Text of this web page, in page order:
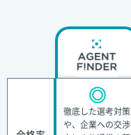
◎
徹底した選考対策
や、企業への交渉